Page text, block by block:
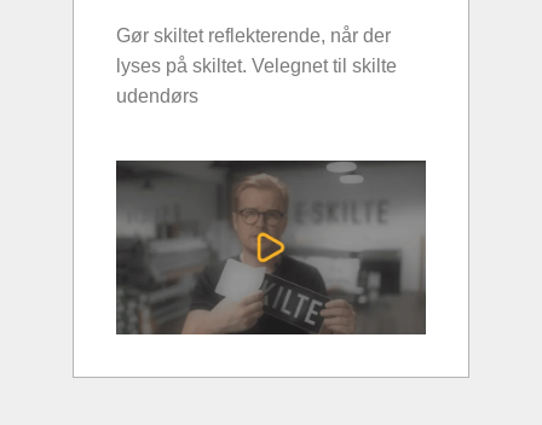
Gør skiltet reflekterende, når der
lyses på skiltet. Velegnet til skilte
udendørs